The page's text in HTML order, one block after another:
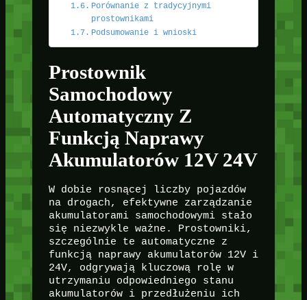
Porównanie z tradycyjnymi
prostownikami
Podsumowanie i wnioski
Prostownik
Samochodowy
Automatyczny Z
Funkcją Naprawy
Akumulatorów 12V 24V
W dobie rosnącej liczby pojazdów
na drogach, efektywne zarządzanie
akumulatorami samochodowymi stało
się niezwykle ważne. Prostowniki,
szczególnie te automatyczne z
funkcją naprawy akumulatorów 12V i
24V, odgrywają kluczową rolę w
utrzymaniu odpowiedniego stanu
akumulatorów i przedłużeniu ich